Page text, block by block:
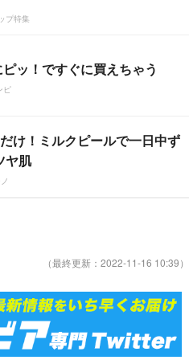
プ特集
ッ！ですぐに買えちゃう
ピ
け！ミルクピールで一日中ず
ヤ肌
（最終更新：2022-11-16 10:39）